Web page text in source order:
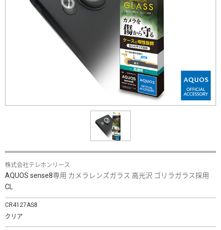
株式会社テレホンリース
AQUOS sense8専用 カメラレンズガラス 高光沢 ゴリラガラス採用
CL
CR4127AS8
クリア